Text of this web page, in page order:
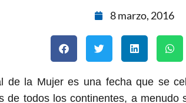
8 marzo, 2016
de la Mujer es una fecha que se
de todos los continentes, a menudo